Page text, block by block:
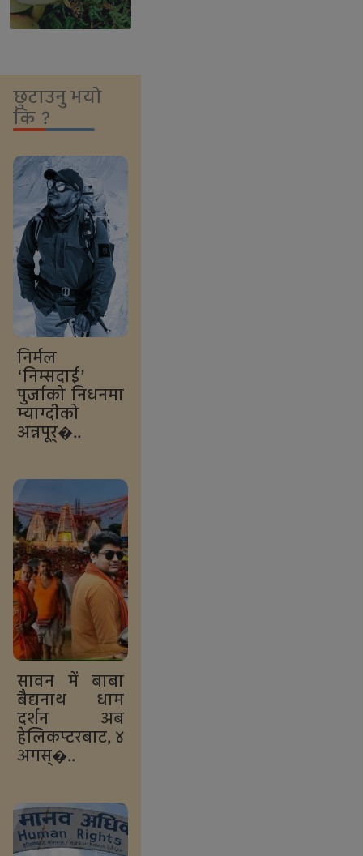
छुटाउनु भयो
कि ?
निर्मल
‘निम्सदाई’
पुर्जाको निधनमा
म्याग्दीको
अन्नपूर्�..
सावन में बाबा
बैद्यनाथ धाम
दर्शन अब
हेलिकप्टरबाट, ४
अगस्�..